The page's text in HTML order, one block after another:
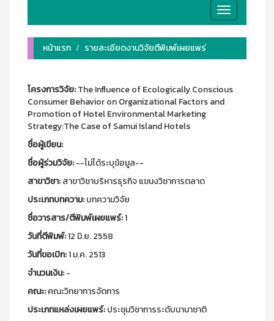
Toggle
navigation
หน้าแรก
รายละเอียดงานวิจัยตีพิมพ์เผยแพร่
โครงการวิจัย:The Influence of Ecologically Conscious
Consumer Behavior on Organizational Factors and
Promotion of Hotel Environmental Marketing
Strategy:The Case of Samui Island Hotels
ชื่อผู้เขียน:
ชื่อผู้ร่วมวิจัย:--ไม่ได้ระบุข้อมูล--
สาขาวิชา:สาขาวิชาบริหารธุรกิจ แขนงวิชาการตลาด
ประเภทบทความ:บทความวิจัย
ชื่อวารสาร/ตีพิมพ์เผยแพร์:1
วันที่ตีพิมพ์:12 มิ.ย. 2558
วันที่ขอเบิก:1 ม.ค. 2513
จำนวนเงิน:-
คณะ:คณะวิทยาการจัดการ
ประเภทแหล่งเผยแพร์:ประชุมวิชาการระดับนานาชาติ